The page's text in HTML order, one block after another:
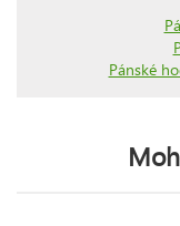
Pánské